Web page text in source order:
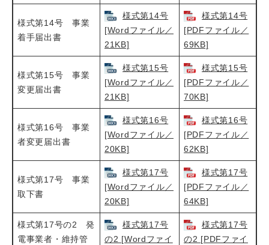
様式第14号 事業
着手届出書
様式第14号
[Wordファイル／
21KB]
様式第14号
[PDFファイル／
69KB]
様式第15号 事業
変更届出書
様式第15号
[Wordファイル／
21KB]
様式第15号
[PDFファイル／
70KB]
様式第16号 事業
者変更届出書
様式第16号
[Wordファイル／
20KB]
様式第16号
[PDFファイル／
62KB]
様式第17号 事業
取下書
様式第17号
[Wordファイル／
20KB]
様式第17号
[PDFファイル／
64KB]
様式第17号の2 発
電事業者・維持管
様式第17号
の2 [Wordファイ
様式第17号
の2 [PDFファイ